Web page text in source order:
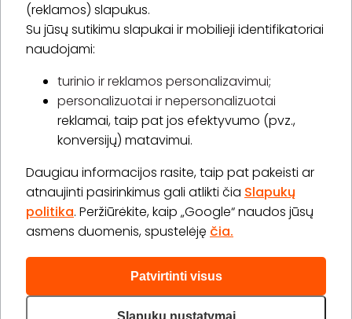
(reklamos) slapukus.
Su jūsų sutikimu slapukai ir mobilieji identifikatoriai
naudojami:
turinio ir reklamos personalizavimui;
personalizuotai ir nepersonalizuotai
reklamai, taip pat jos efektyvumo (pvz.,
konversijų) matavimui.
Daugiau informacijos rasite, taip pat pakeisti ar
atnaujinti pasirinkimus gali atlikti čia Slapukų
politika. Peržiūrėkite, kaip „Google“ naudos jūsų
asmens duomenis, spustelėję čia.
Patvirtinti visus
Slapukų nustatymai
Prenumeruoti
Apie „BookitNow“
Informacija
„GERA DOVANA“ GRUPĖ
2026 © Visos teisės saugomos info@bookitnow.lt, +370